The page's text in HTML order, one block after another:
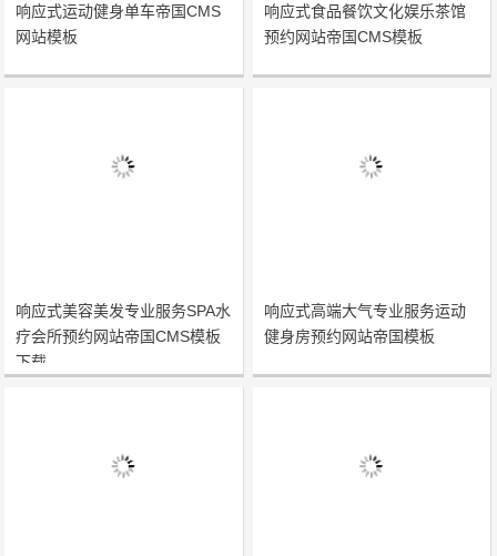
响应式运动健身单车帝国CMS
网站模板
响应式食品餐饮文化娱乐茶馆
预约网站帝国CMS模板
响应式美容美发专业服务SPA水
疗会所预约网站帝国CMS模板
下载
响应式高端大气专业服务运动
健身房预约网站帝国模板